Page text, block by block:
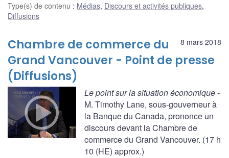
Type(s) de contenu : Médias, Discours et activités publiques,
Diffusions
8 mars 2018
Chambre de commerce du
Grand Vancouver - Point de presse
(Diffusions)
Le point sur la situation économique-
M. Timothy Lane, sous-gouverneur à
la Banque du Canada, prononce un
discours devant la Chambre de
commerce du Grand Vancouver. (17 h
10 (HE) approx.)